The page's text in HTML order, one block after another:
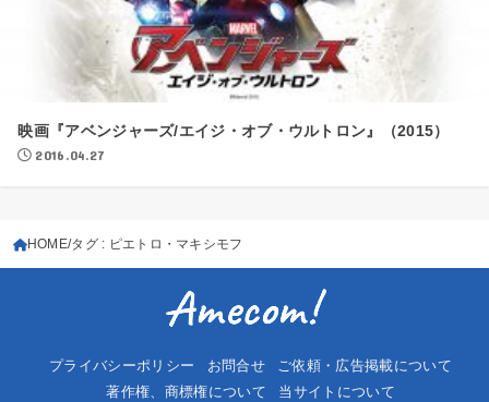
映画『アベンジャーズ/エイジ・オブ・ウルトロン』（2015）
2016.04.27
HOME タグ : ピエトロ・マキシモフ
プライバシーポリシー お問合せ
ご依頼・広告掲載について
著作権、商標権について
当サイトについて